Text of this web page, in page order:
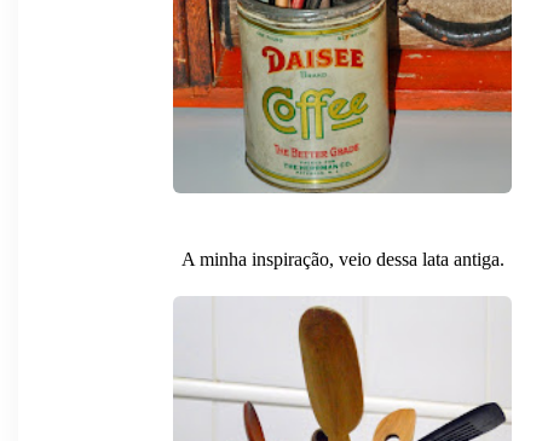
A minha inspiração, veio dessa lata antiga.